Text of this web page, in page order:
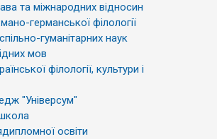
та міжнародних відносин
германської філології
гуманітарних наук
мов
філології, культури і
"Універсум"
освіти